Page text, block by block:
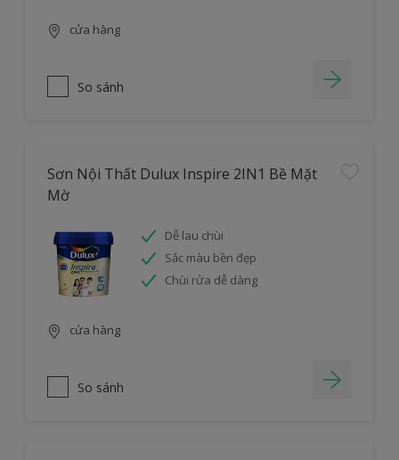
cửa hàng
So sánh
Sơn Nội Thất Dulux Inspire 2IN1 Bề Mặt
Mờ
Dễ lau chùi
Sắc màu bền đẹp
Chùi rửa dễ dàng
cửa hàng
So sánh